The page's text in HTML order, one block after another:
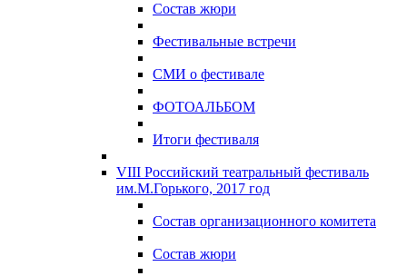
Состав жюри
Фестивальные встречи
СМИ о фестивале
ФОТОАЛЬБОМ
Итоги фестиваля
VIII Российский театральный фестиваль
им.М.Горького, 2017 год
Состав организационного комитета
Состав жюри